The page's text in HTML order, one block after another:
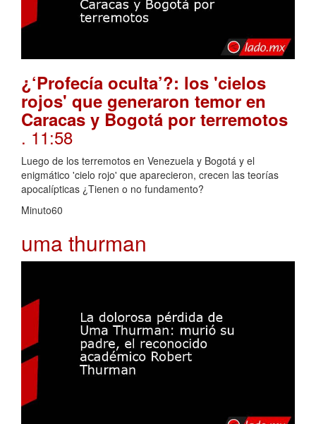
¿‘Profecía oculta’?: los 'cielos
rojos' que generaron temor en
Caracas y Bogotá por terremotos
. 11:58
Luego de los terremotos en Venezuela y Bogotá y el
enigmático 'cielo rojo' que aparecieron, crecen las teorías
apocalípticas ¿Tienen o no fundamento?
Minuto60
uma thurman